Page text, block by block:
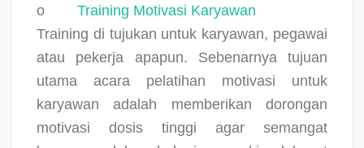
o
Training Motivasi Karyawan
Training di tujukan untuk karyawan, pegawai
atau pekerja apapun. Sebenarnya tujuan
utama acara pelatihan motivasi untuk
karyawan adalah memberikan dorongan
motivasi dosis tinggi agar semangat